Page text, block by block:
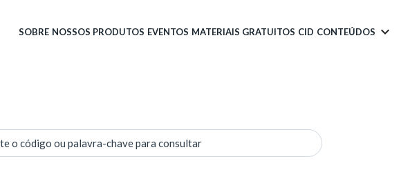
SOBRE NOSSOS PRODUTOS EVENTOS MATERIAIS GRATUITOS CID CONTEÚDOS
o código ou palavra-chave para consultar